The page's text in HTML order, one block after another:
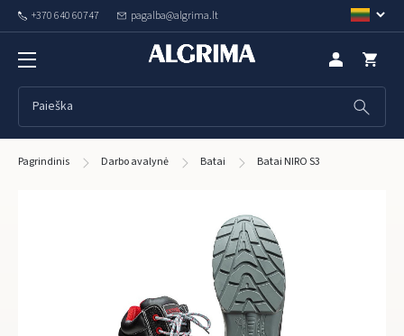
+370 640 60747 pagalba@algrima.lt
Pagrindinis Darbo avalynė Batai Batai NIRO S3